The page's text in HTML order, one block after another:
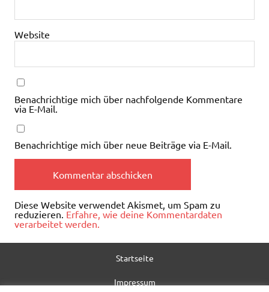
Website
Benachrichtige mich über nachfolgende Kommentare
via E-Mail.
Benachrichtige mich über neue Beiträge via E-Mail.
Diese Website verwendet Akismet, um Spam zu
reduzieren. Erfahre, wie deine Kommentardaten
verarbeitet werden.
Startseite
Impressum